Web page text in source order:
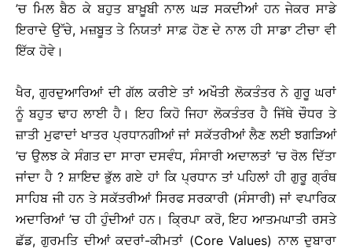
’ਚ ਮਿਲ ਬੈਠ ਕੇ ਬਹੁਤ ਬਾਖ਼ੂਬੀ ਨਾਲ ਘੜ ਸਕਦੀਆਂ ਹਨ ਜੇਕਰ ਸਾਡੇ
ਇਰਾਦੇ ਉੱਚੇ, ਮਜ਼ਬੂਤ ਤੇ ਨਿਯਤਾਂ ਸਾਫ਼ ਹੋਣ ਦੇ ਨਾਲ ਹੀ ਸਾਡਾ ਟੀਚਾ ਵੀ
ਇੱਕ ਹੋਵੇ।
ਖੈਰ, ਗੁਰਦੁਆਰਿਆਂ ਦੀ ਗੱਲ ਕਰੀਏ ਤਾਂ ਅਖੌਤੀ ਲੋਕਤੰਤਰ ਨੇ ਗੁਰੂ ਘਰਾਂ
ਨੂੰ ਬਹੁਤ ਢਾਹ ਲਾਈ ਹੈ। ਇਹ ਕਿਹੋ ਜਿਹਾ ਲੋਕਤੰਤਰ ਹੈ ਜਿੱਥੇ ਚੌਧਰ ਤੇ
ਜ਼ਾਤੀ ਮੁਫਾਦਾਂ ਖਾਤਰ ਪ੍ਰਧਾਨਗੀਆਂ ਜਾਂ ਸਕੱਤਰੀਆਂ ਲੈਣ ਲਈ ਝਗੜਿਆਂ
’ਚ ਉਲਝ ਕੇ ਸੰਗਤ ਦਾ ਸਾਰਾ ਦਸਵੰਧ, ਸੰਸਾਰੀ ਅਦਾਲਤਾਂ ’ਚ ਰੋਲ ਦਿੱਤਾ
ਜਾਂਦਾ ਹੈ ? ਸ਼ਾਇਦ ਭੁੱਲ ਗਏ ਹਾਂ ਕਿ ਪ੍ਰਧਾਨ ਤਾਂ ਪਹਿਲਾਂ ਹੀ ਗੁਰੂ ਗ੍ਰੰਥ
ਸਾਹਿਬ ਜੀ ਹਨ ਤੇ ਸਕੱਤਰੀਆਂ ਸਿਰਫ ਸਰਕਾਰੀ (ਸੰਸਾਰੀ) ਜਾਂ ਵਪਾਰਿਕ
ਅਦਾਰਿਆਂ ’ਚ ਹੀ ਹੁੰਦੀਆਂ ਹਨ। ਕ੍ਰਿਪਾ ਕਰੋ, ਇਹ ਆਤਮਘਾਤੀ ਰਸਤੇ
ਛੱਡ, ਗੁਰਮਤਿ ਦੀਆਂ ਕਦਰਾਂ-ਕੀਮਤਾਂ (Core Values) ਨਾਲ ਦੁਬਾਰਾ